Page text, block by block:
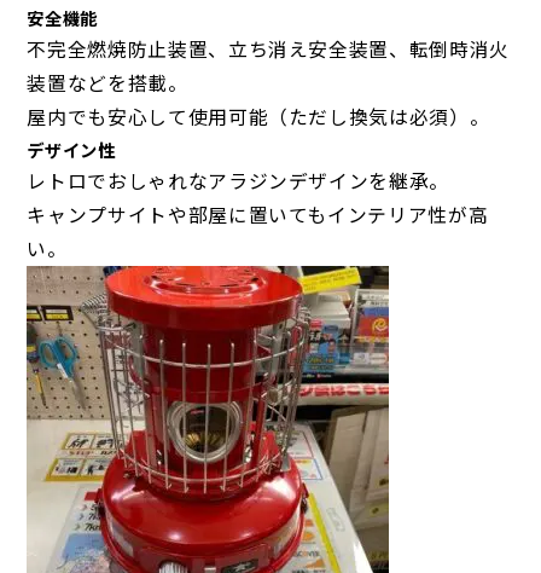
安全機能
不完全燃焼防止装置、立ち消え安全装置、転倒時消火
装置などを搭載。
屋内でも安心して使用可能（ただし換気は必須）。
デザイン性
レトロでおしゃれなアラジンデザインを継承。
キャンプサイトや部屋に置いてもインテリア性が高
い。